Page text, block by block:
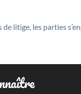
litige, les parties